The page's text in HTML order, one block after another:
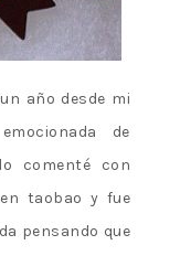
año desde mi
de
comenté con
taobao y fue
pensando que